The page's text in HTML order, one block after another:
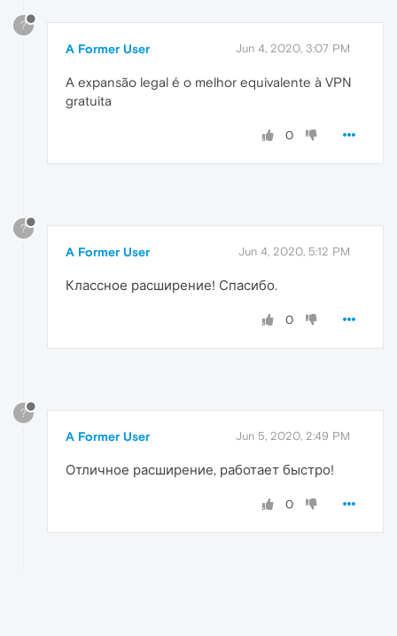
?
A Former User Jun 4, 2020, 3:07 PM
A expansão legal é o melhor equivalente à VPN
gratuita
0
?
A Former User Jun 4, 2020, 5:12 PM
Классное расширение! Спасибо.
0
?
A Former User Jun 5, 2020, 2:49 PM
Отличное расширение, работает быстро!
0